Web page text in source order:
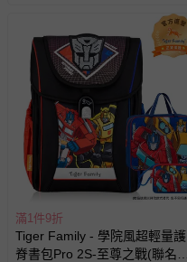
滿1件9折
Tiger Family - 學院風超輕量護
脊書包Pro 2S-至尊之戰(聯名